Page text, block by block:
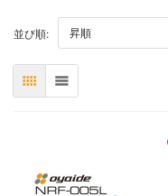
並び順:TOP
表 リスト